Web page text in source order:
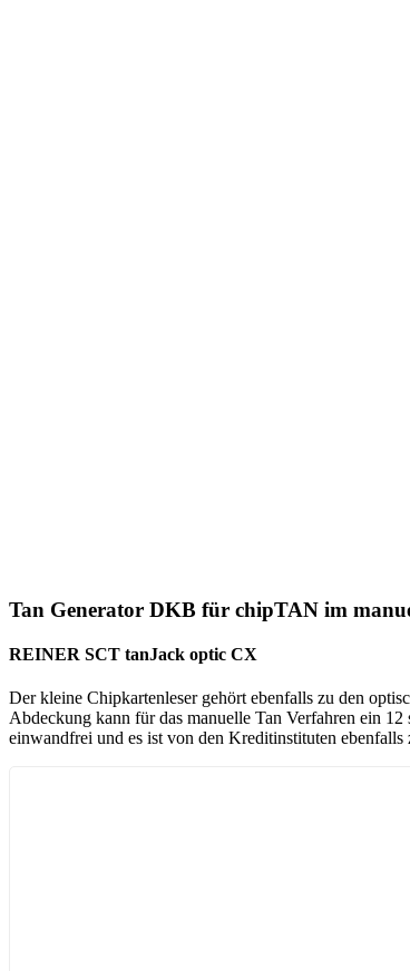
Tan Generator DKB für chipTAN im
REINER SCT tanJack optic CX
Der kleine Chipkartenleser gehört ebenfalls zu den
Abdeckung kann für das manuelle Tan Verfahren ein
einwandfrei und es ist von den Kreditinstituten ebenfalls